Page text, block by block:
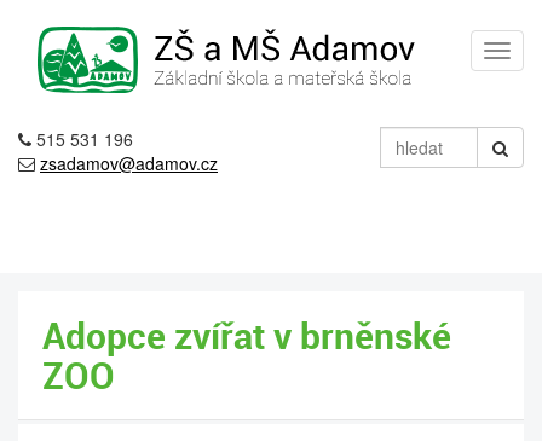
515 531 196
zsadamov@adamov.cz
Adopce zvířat v brněnské
ZOO